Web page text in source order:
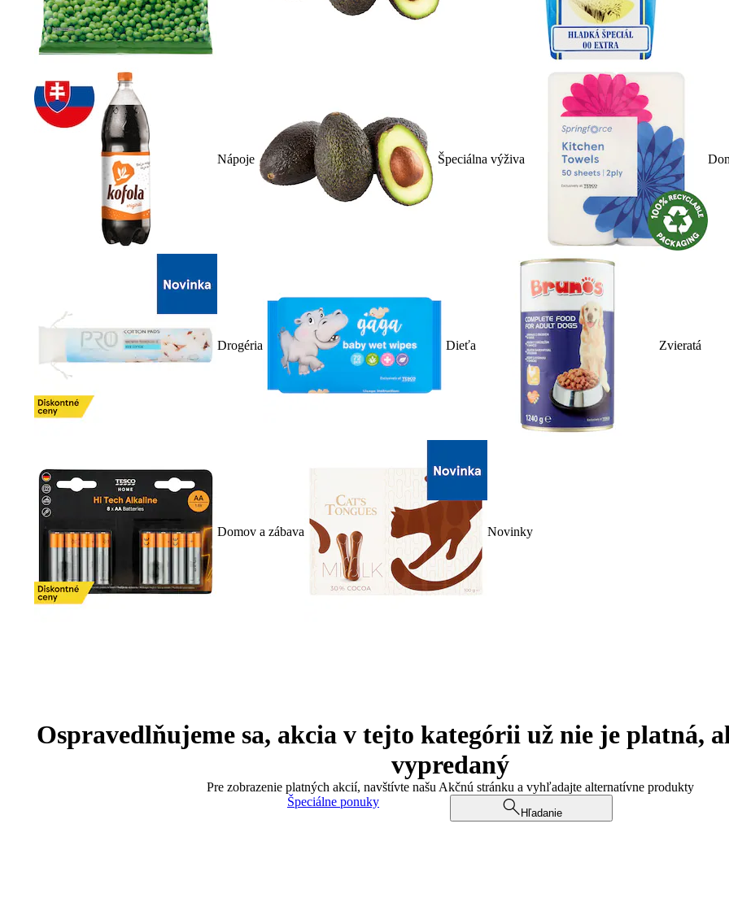
Nápoje Špeciálna výživa
Drogéria Dieťa Zvieratá
Domov a zábava Novinky
Ospravedlňujeme sa, akcia v tejto kategórii už nie je platná,
vypredaný
Pre zobrazenie platných akcií, navštívte našu Akčnú stránku a vyhľadajte alternatívne produkty
Špeciálne ponuky
Hľadanie